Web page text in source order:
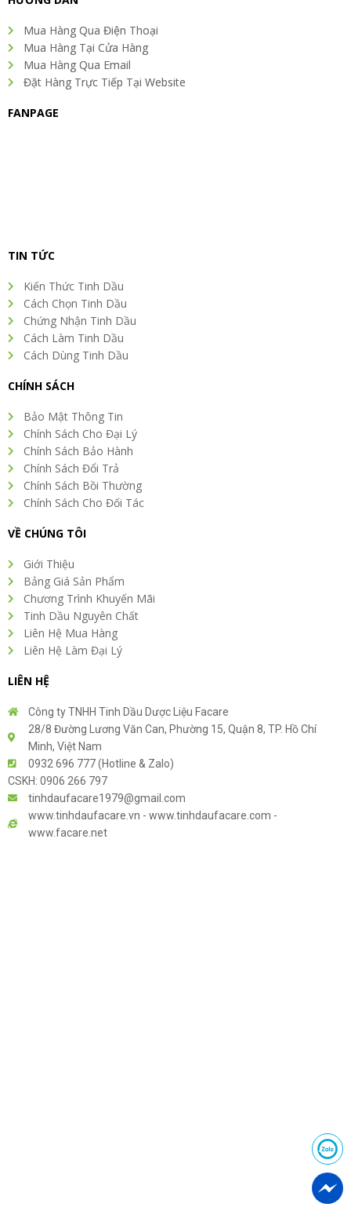
Mua Hàng Qua Điện Thoại
Mua Hàng Tại Cửa Hàng
Mua Hàng Qua Email
Đặt Hàng Trực Tiếp Tại Website
FANPAGE
TIN TỨC
Kiến Thức Tinh Dầu
Cách Chọn Tinh Dầu
Chứng Nhận Tinh Dầu
Cách Làm Tinh Dầu
Cách Dùng Tinh Dầu
CHÍNH SÁCH
Bảo Mật Thông Tin
Chính Sách Cho Đại Lý
Chính Sách Bảo Hành
Chính Sách Đổi Trả
Chính Sách Bồi Thường
Chính Sách Cho Đối Tác
VỀ CHÚNG TÔI
Giới Thiệu
Bảng Giá Sản Phẩm
Chương Trình Khuyến Mãi
Tinh Dầu Nguyên Chất
Liên Hệ Mua Hàng
Liên Hệ Làm Đại Lý
LIÊN HỆ
Công ty TNHH Tinh Dầu Dược Liệu Facare
28/8 Đường Lương Văn Can, Phường 15, Quận 8, TP. Hồ Chí
Minh, Việt Nam
0932 696 777 (Hotline & Zalo)
CSKH: 0906 266 797
tinhdaufacare1979@gmail.com
www.tinhdaufacare.vn - www.tinhdaufacare.com -
www.facare.net